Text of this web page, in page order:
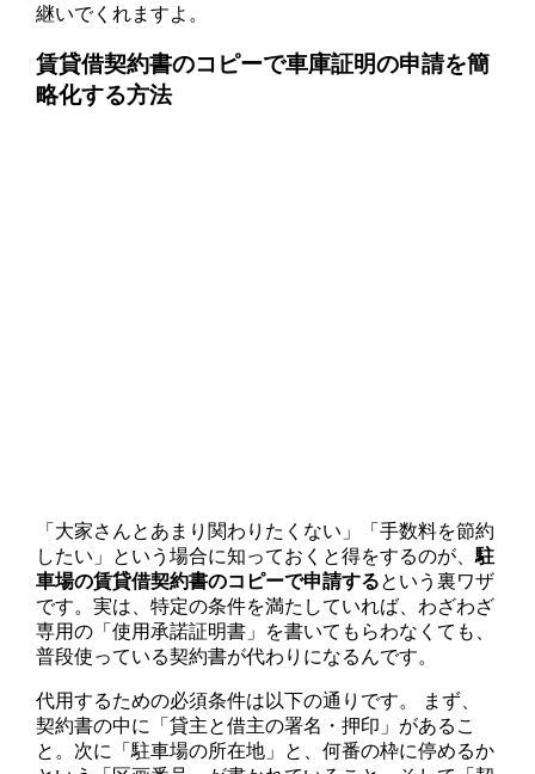
継いでくれますよ。
賃貸借契約書のコピーで車庫証明の申請を簡
略化する方法
「大家さんとあまり関わりたくない」「手数料を節約
したい」という場合に知っておくと得をするのが、駐
車場の賃貸借契約書のコピーで申請するという裏ワザ
です。実は、特定の条件を満たしていれば、わざわざ
専用の「使用承諾証明書」を書いてもらわなくても、
普段使っている契約書が代わりになるんです。
代用するための必須条件は以下の通りです。 まず、
契約書の中に「貸主と借主の署名・押印」があるこ
と。次に「駐車場の所在地」と、何番の枠に停めるか